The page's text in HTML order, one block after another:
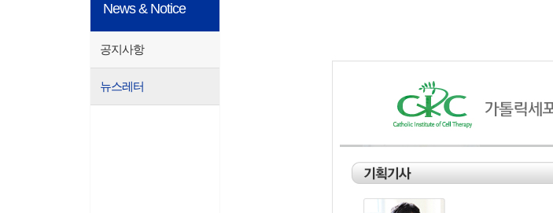
News & Notice
공지사항
뉴스레터